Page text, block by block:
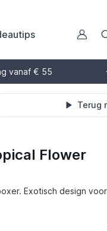
vanaf € 55
Terug
Flower
Exotisch design